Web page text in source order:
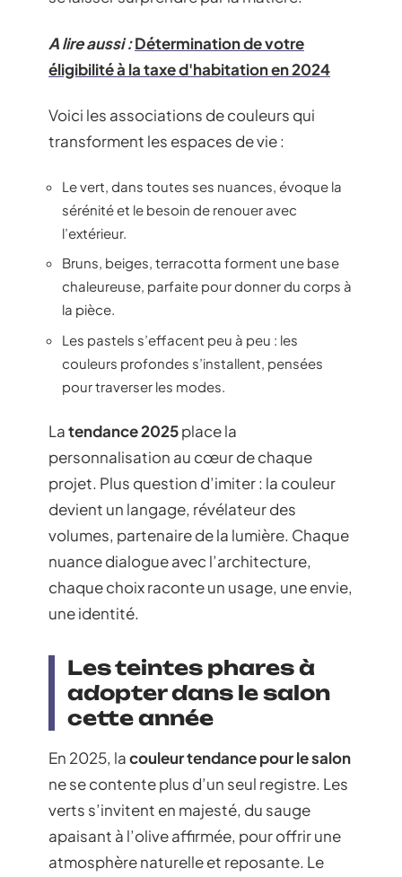
A lire aussi :Détermination de votre
éligibilité à la taxe d'habitation en 2024
Voici les associations de couleurs qui
transforment les espaces de vie :
Le vert, dans toutes ses nuances, évoque la
sérénité et le besoin de renouer avec
l’extérieur.
Bruns, beiges, terracotta forment une base
chaleureuse, parfaite pour donner du corps à
la pièce.
Les pastels s’effacent peu à peu : les
couleurs profondes s’installent, pensées
pour traverser les modes.
Latendance 2025place la
personnalisation au cœur de chaque
projet. Plus question d’imiter : la couleur
devient un langage, révélateur des
volumes, partenaire de la lumière. Chaque
nuance dialogue avec l’architecture,
chaque choix raconte un usage, une envie,
une identité.
Les teintes phares à
adopter dans le salon
cette année
En 2025, lacouleur tendance pour le salon
ne se contente plus d’un seul registre. Les
verts s’invitent en majesté, du sauge
apaisant à l’olive affirmée, pour offrir une
atmosphère naturelle et reposante. Le